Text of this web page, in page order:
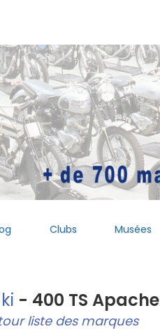
Clubs Musées
- 400 TS Apache
liste des marques